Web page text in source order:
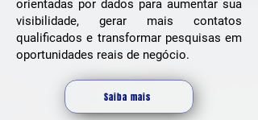
orientadas por dados para aumentar sua
visibilidade, gerar mais contatos
qualificados e transformar pesquisas em
oportunidades reais de negócio.
Saiba mais